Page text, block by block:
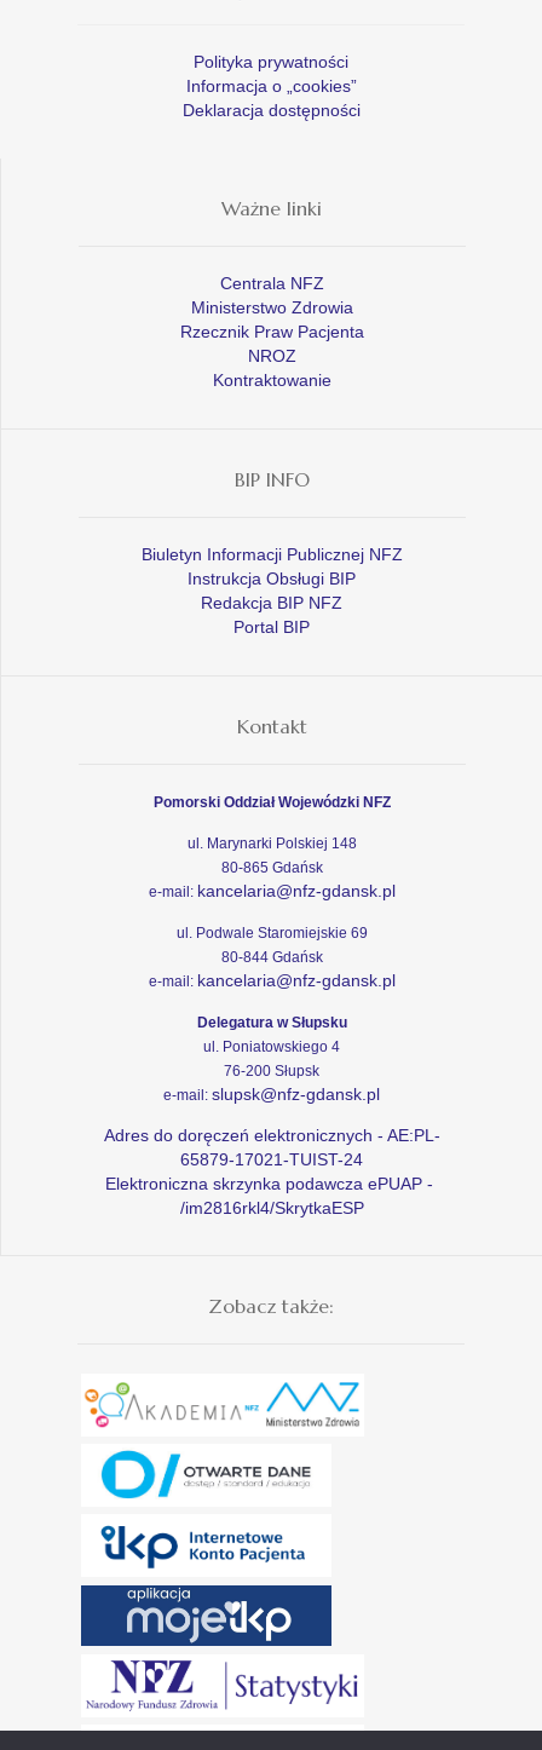
Polityka prywatności
Informacja o „cookies”
Deklaracja dostępności
Ważne linki
Centrala NFZ
Ministerstwo Zdrowia
Rzecznik Praw Pacjenta
NROZ
Kontraktowanie
BIP INFO
Biuletyn Informacji Publicznej NFZ
Instrukcja Obsługi BIP
Redakcja BIP NFZ
Portal BIP
Kontakt
Pomorski Oddział Wojewódzki NFZ
ul. Marynarki Polskiej 148
80-865 Gdańsk
e-mail: kancelaria@nfz-gdansk.pl
ul. Podwale Staromiejskie 69
80-844 Gdańsk
e-mail: kancelaria@nfz-gdansk.pl
Delegatura w Słupsku
ul. Poniatowskiego 4
76-200 Słupsk
e-mail: slupsk@nfz-gdansk.pl
Adres do doręczeń elektronicznych - AE:PL-
65879-17021-TUIST-24
Elektroniczna skrzynka podawcza ePUAP -
/im2816rkl4/SkrytkaESP
Zobacz także: